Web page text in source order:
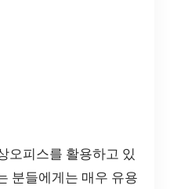
오피스를 활용하고 있
분들에게는 매우 유용